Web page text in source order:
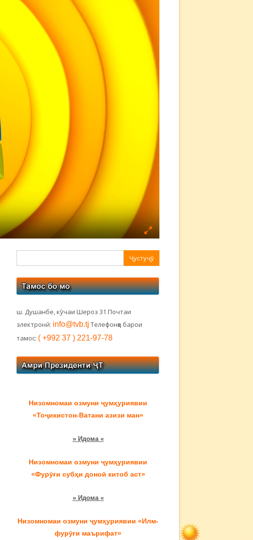
боковая
ш. Душанбе, кӯчаи Шероз 31 Почтаи
электронӣ: info@tvb.tj Телефонҳо барои
тамос: ( +992 37 ) 221-97-78
Низомномаи озмуни ҷумҳуриявии
«Тоҷикистон-Ватани азизи ман»
» Идома «
Низомномаи озмуни ҷумҳуриявии
«Фурӯғи субҳи доноӣ китоб аст»
» Идома «
Низомномаи озмуни ҷумҳуриявии «Илм-
фурӯғи маърифат»